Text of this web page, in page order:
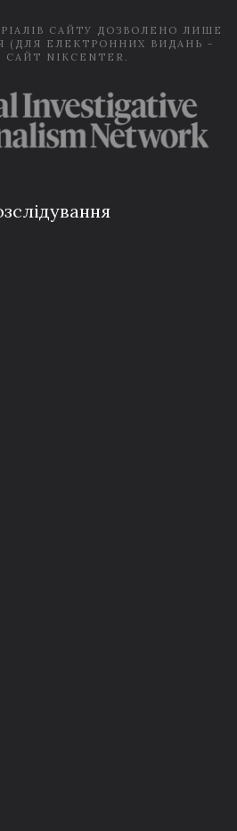
САЙТУ ДОЗВОЛЕНО ЛИШЕ
(ДЛЯ ЕЛЕКТРОННИХ ВИДАНЬ -
NIKCENTER.